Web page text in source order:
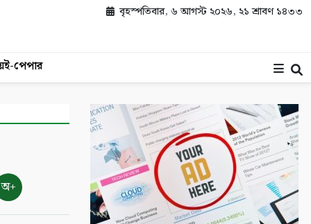
বৃহস্পতিবার, ৬ আগস্ট ২০২৬, ২১ শ্রাবণ ১৪৩৩
ই-পেপার
অ+